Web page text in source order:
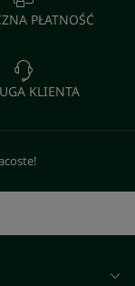
PŁATNOŚĆ
KLIENTA